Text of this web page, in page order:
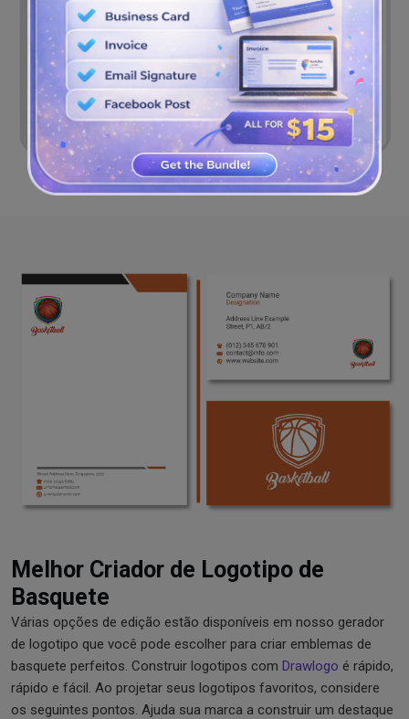
Melhor Criador de Logotipo de
Basquete
Várias opções de edição estão disponíveis em nosso gerador
de logotipo que você pode escolher para criar emblemas de
basquete perfeitos. Construir logotipos com Drawlogo é rápido,
rápido e fácil. Ao projetar seus logotipos favoritos, considere
os seguintes pontos. Ajuda sua marca a construir um destaque